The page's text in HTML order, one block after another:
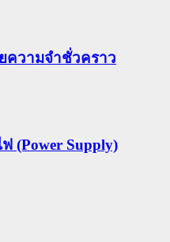
ความจำชั่วคราว
(Power Supply)